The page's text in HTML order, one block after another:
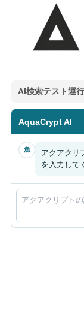
AI検索テスト運
AquaCrypt AI
魚
アクアクリ
を入力して